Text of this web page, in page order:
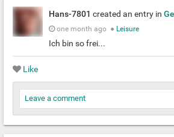
Hans-7801 created an entry in
one month ago ● Leisure
Ich bin so frei...
Like
Leave a comment